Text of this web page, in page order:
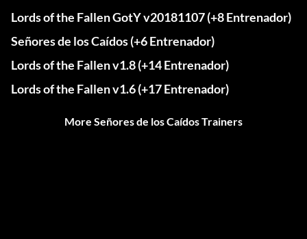
Lords of the Fallen GotY v20181107 (+8 Entrenador)
Señores de los Caídos (+6 Entrenador)
Lords of the Fallen v1.8 (+14 Entrenador)
Lords of the Fallen v1.6 (+17 Entrenador)
More Señores de los Caídos Trainers